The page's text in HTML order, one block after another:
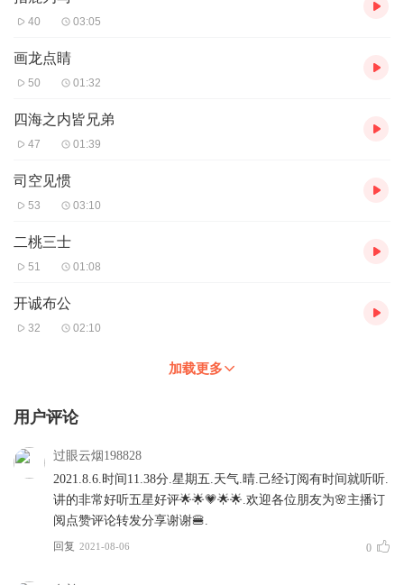
40 03:05
画龙点睛
50 01:32
四海之内皆兄弟
47 01:39
司空见惯
53 03:10
二桃三士
51 01:08
开诚布公
32 02:10
加载更多
用户评论
过眼云烟198828
2021.8.6.时间11.38分.星期五.天气.晴.己经订阅有时间就听听.
讲的非常好听五星好评🌟🌟💗🌟🌟.欢迎各位朋友为🌸主播订
阅点赞评论转发分享谢谢🍔.
回复 2021-08-06 0